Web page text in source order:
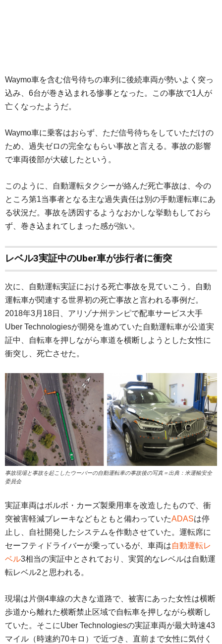
Waymo車を含む信号待ちの車列に後続車両が勢いよく突っ
込み、6台が巻き込まれる惨事となった。この事故で1人が
亡くなったようだ。
Waymo車に乗客はおらず、ただ信号待ちをしていただけの
ため、過失ゼロの完全なもらい事故と言える。事故の影響
で車両後部が大破したという。
このように、自動運転タクシーが絡んだ死亡事故は、今の
ところ第1当事者となる主な過失責任は別の手動運転車にあ
る状況だ。事故を誘因するようなおかしな挙動もしておら
ず、巻き込まれてしまった感が強い。
レベル3実証中のUber車が歩行者に衝突
次に、自動運転実証における死亡事故を見ていこう。自動
運転車が関連する世界初の死亡事故と言われる事例だ。
2018年3月18日、アリゾナ州テンピで配車サービス大手
Uber Technologiesが開発を進めていた自動運転車が公道実
証中、自転車を押しながら車道を横断しようとした女性に
衝突し、死亡させた。
事故現場と事故を起こしたウーバーの自動運転車の事故後の写真＝出典：米運輸安全
委員会
実証車両はボルボ・カーズ製乗用車を改造したもので、衝
突被害軽減ブレーキなどもともと備わっていたADASは停
止し、自社開発したシステムを作動させていた。運転席に
セーフティドライバーが乗っているが、車両は自動運転レ
ベル3相当の実証中とされており、実質的なレベルは自動運
転レベル2と思われる。
現場は片側4車線の大きな道路で、被害にあった女性は横断
歩道から離れた横断禁止区域で自転車を押しながら横断し
ていた。そこにUber Technologiesの実証車両が最大時速43
マイル（時速約70キロ）で近づき、直前まで女性に気付く